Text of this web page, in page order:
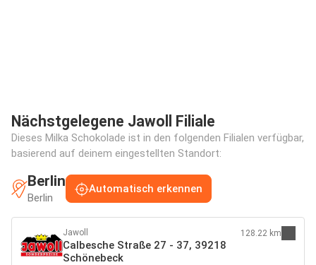
Nächstgelegene Jawoll Filiale
Dieses Milka Schokolade ist in den folgenden Filialen verfügbar,
basierend auf deinem eingestellten Standort:
Berlin
Berlin
Automatisch erkennen
Jawoll
Calbesche Straße 27 - 37, 39218
Schönebeck
128.22 km